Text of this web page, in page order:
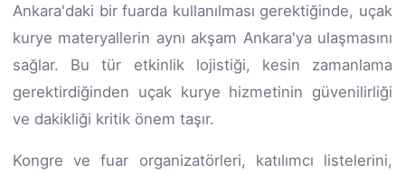
Ankara'daki bir fuarda kullanılması gerektiğinde, uçak
kurye materyallerin aynı akşam Ankara'ya ulaşmasını
sağlar. Bu tür etkinlik lojistiği, kesin zamanlama
gerektirdiğinden uçak kurye hizmetinin güvenilirliği
ve dakikliği kritik önem taşır.
Kongre ve fuar organizatörleri, katılımcı listelerini,